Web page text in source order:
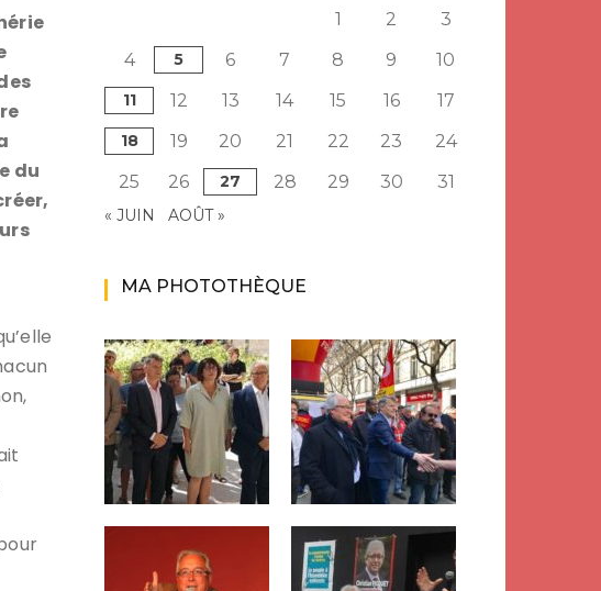
du
1
2
3
4
5 6 7 8 9 10
11 12 13 14 15 16 17
18 19 20 21 22 23
24
25
26 27 28 29 30 31
« JUIN AOÛT »
MA PHOTOTHÈQUE